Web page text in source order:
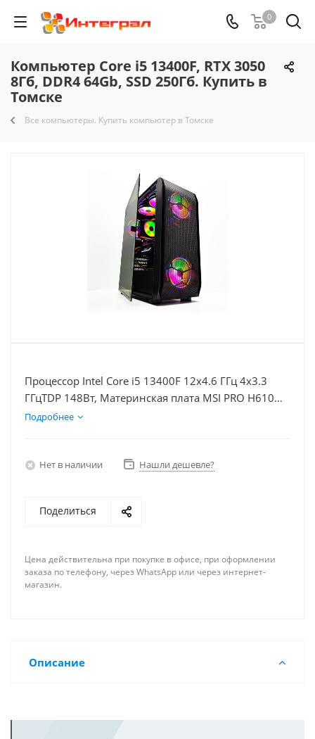
0
Компьютер Core i5 13400F, RTX 3050
8Гб, DDR4 64Gb, SSD 250Гб. Купить в
Томске
Все компьютеры. Купить компьютер в Томске
Процессор Intel Core i5 13400F 12x4.6 ГГц 4x3.3
ГГцTDP 148Вт, Материнская плата MSI PRO H610M-
E, Видеокарта RTX 3050 8Гб, Память DDR4 64Gb,
Подробнее
Нет в наличии Нашли дешевле?
Поделиться
Цена действительна при покупке в офисе, при оформлении
заказа по телефону, через WhatsApp или через интернет-
магазин.
Описание